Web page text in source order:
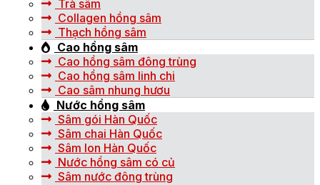
Trà sâm
Collagen hồng sâm
Thạch hồng sâm
Cao hồng sâm
Cao hồng sâm đông trùng
Cao hồng sâm linh chi
Cao sâm nhung hươu
Nước hồng sâm
Sâm gói Hàn Quốc
Sâm chai Hàn Quốc
Sâm lon Hàn Quốc
Nước hồng sâm có củ
Sâm nước đông trùng